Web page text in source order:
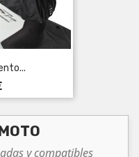
y compatibles